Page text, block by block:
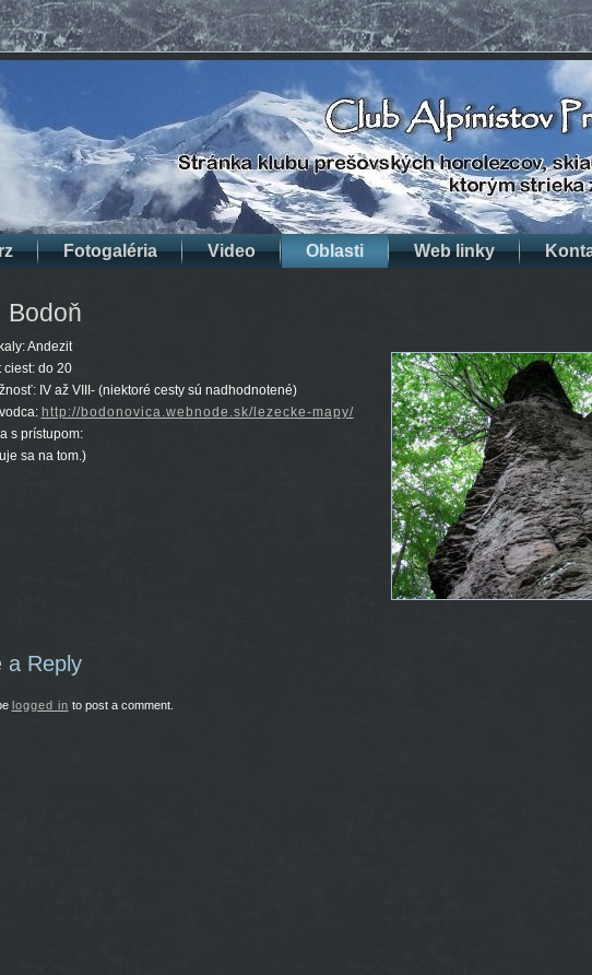
Fotogaléria Video Oblasti Web linky
Bodoň
Andezit
ciest: do 20
IV až VIII- (niektoré cesty sú nadhodnotené)
http://bodonovica.webnode.sk/lezecke-mapy/
s prístupom:
sa na tom.)
a Reply
logged in to post a comment.